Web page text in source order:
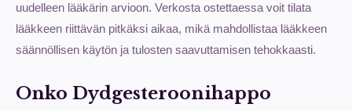
uudelleen lääkärin arvioon. Verkosta ostettaessa voit tilata
lääkkeen riittävän pitkäksi aikaa, mikä mahdollistaa lääkkeen
säännöllisen käytön ja tulosten saavuttamisen tehokkaasti.
Onko Dydgesteroonihappo